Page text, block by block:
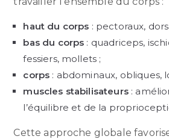
haut du corps : pectoraux,
bas du corps : quadriceps,
fessiers, mollets ;
corps : abdominaux, obliques,
muscles stabilisateurs:
l’équilibre et de la
Cette approche globale